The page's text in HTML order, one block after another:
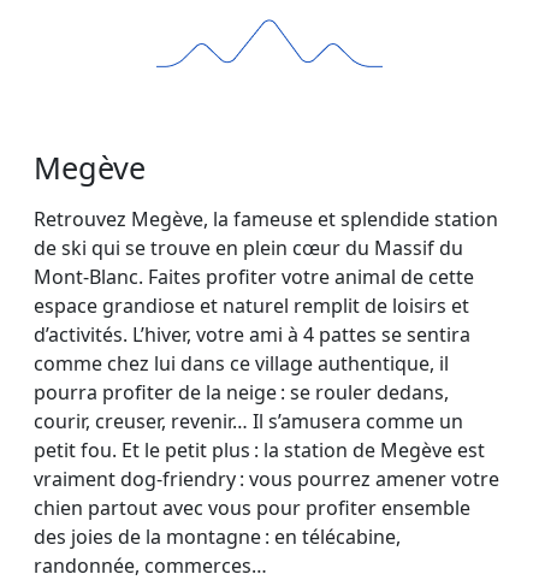
Megève
Retrouvez Megève, la fameuse et splendide station
de ski qui se trouve en plein cœur du Massif du
Mont-Blanc. Faites profiter votre animal de cette
espace grandiose et naturel remplit de loisirs et
d’activités. L’hiver, votre ami à 4 pattes se sentira
comme chez lui dans ce village authentique, il
pourra profiter de la neige : se rouler dedans,
courir, creuser, revenir… Il s’amusera comme un
petit fou. Et le petit plus : la station de Megève est
vraiment dog-friendry : vous pourrez amener votre
chien partout avec vous pour profiter ensemble
des joies de la montagne : en télécabine,
randonnée, commerces…